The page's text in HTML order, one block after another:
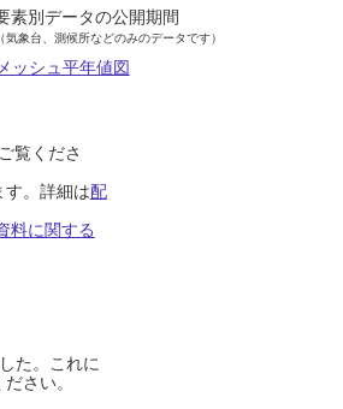
素別データの公開期間
（気象台、測候所などのみのデータです）
メッシュ平年値図
覧くださ
。詳細は配
料に関する
た。これに
さい。